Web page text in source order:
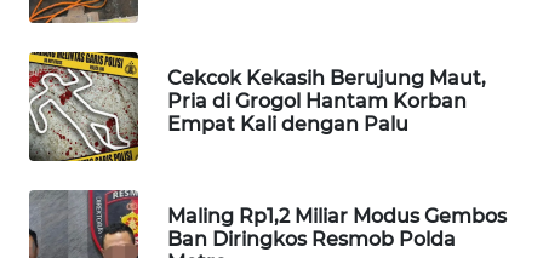
Cekcok Kekasih Berujung Maut,
Pria di Grogol Hantam Korban
Empat Kali dengan Palu
Maling Rp1,2 Miliar Modus Gembos
Ban Diringkos Resmob Polda
SPORT
WAHANA
UMKM
WAHANA
SELEB